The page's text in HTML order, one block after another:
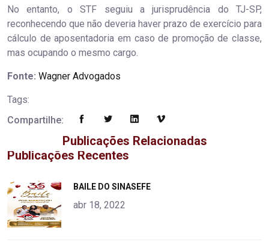
No entanto, o STF seguiu a jurisprudência do TJ-SP,
reconhecendo que não deveria haver prazo de exercício para
cálculo de aposentadoria em caso de promoção de classe,
mas ocupando o mesmo cargo.
Fonte: Wagner Advogados
Tags:
Compartilhe:
Publicações Relacionadas
Publicações Recentes
alt="product">
BAILE DO SINASEFE
abr 18, 2022